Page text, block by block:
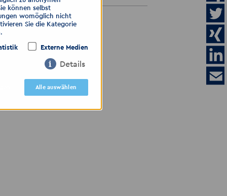
ALLE ANZEIGEN
können selbst
womöglich nicht
Sie die Kategorie
Externe Medien
Details
Alle auswählen